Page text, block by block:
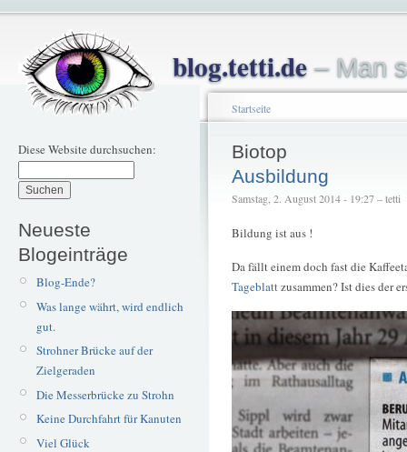
blog.tetti.de– Man
Diese Website durchsuchen:
Neueste
Blogeinträge
Blog-Ende?
Was lange währt, wird endlich
gut.
Strohner Brücke auf der
Zielgeraden
Die Messerbrücke zu Strohn
Keine Durchfahrt für Kanuten
Viel Glück
Startseite
Biotop
Ausbildung
Samstag, 2. August 2014 - 19:27 – tetti
Bildung ist aus !
Da fällt einem doch fast die
Tageblattzusammen? Ist dies der